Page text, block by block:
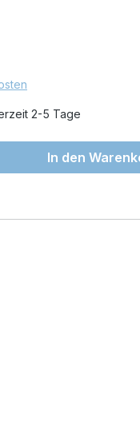
2-5 Tage
denIn den